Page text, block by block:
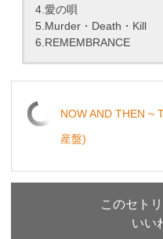
4.愛の唄
5.Murder・Death・Kill
6.REMEMBRANCE
NOW AND THEN ~
産盤)
このセト
いい